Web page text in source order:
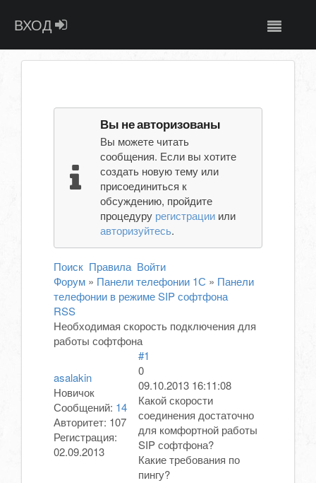
ВХОД
Вы не авторизованы
Вы можете читать
сообщения. Если вы хотите
создать новую тему или
присоединиться к
обсуждению, пройдите
процедуру регистрацииили
авторизуйтесь.
Поиск Правила Войти
Форум » Панели телефонии 1С » Панели
телефонии в режиме SIP софтфона
RSS
Необходимая скорость подключения для
работы софтфона
asalakin
Новичок
Сообщений: 14
Авторитет: 107
Регистрация:
02.09.2013
#1
0
09.10.2013 16:11:08
Какой скорости
соединения достаточно
для комфортной работы
SIP софтфона?
Какие требования по
пингу?